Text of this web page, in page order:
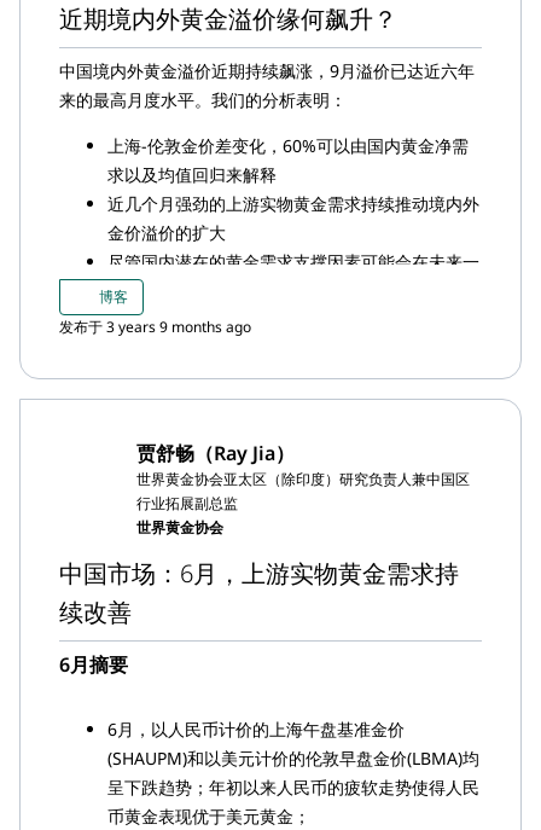
近期境内外黄金溢价缘何飙升？
中国境内外黄金溢价近期持续飙涨，9月溢价已达近六年
来的最高月度水平。我们的分析表明：
上海-伦敦金价差变化，60%可以由国内黄金净需
求以及均值回归来解释
近几个月强劲的上游实物黄金需求持续推动境内外
金价溢价的扩大
尽管国内潜在的黄金需求支撑因素可能会在未来一
个季度内继续支持溢价走高，但均值回归和疫情相
关的不确定性可能会成为关键阻碍
博客
发布于 3 years 9 months ago
贾舒畅（Ray Jia）
世界黄金协会亚太区（除印度）研究负责人兼中国区
行业拓展副总监
世界黄金协会
中国市场：6月，上游实物黄金需求持
续改善
6月摘要
6月，以人民币计价的上海午盘基准金价
(SHAUPM)和以美元计价的伦敦早盘金价(LBMA)均
呈下跌趋势；年初以来人民币的疲软走势使得人民
币黄金表现优于美元黄金；